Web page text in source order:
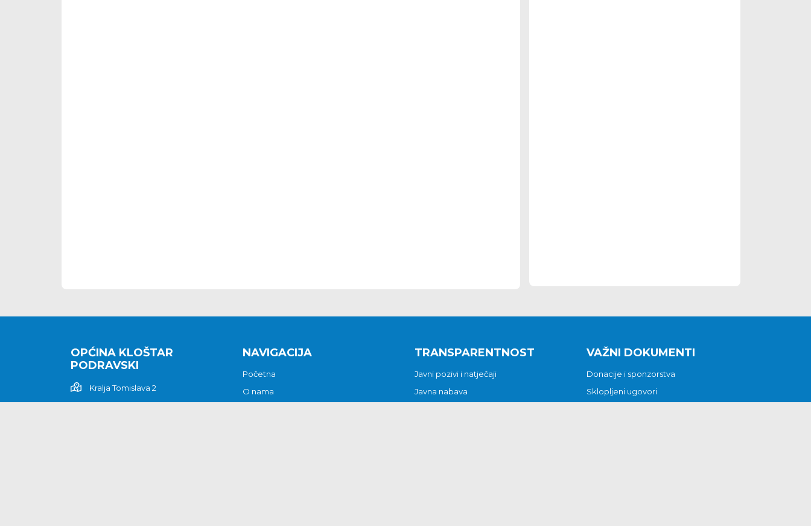
OPĆINA KLOŠTAR
PODRAVSKI
Kralja Tomislava 2
NAVIGACIJA
Početna
O nama
TRANSPARENTNOST
Javni pozivi i natječaji
Javna nabava
VAŽNI DOKUMENTI
Donacije i sponzorstva
Sklopljeni ugovori